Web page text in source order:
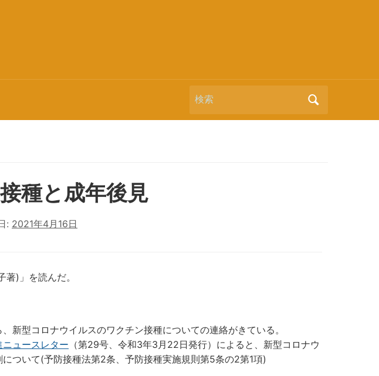
Search
for:
種と成年後見
: 2021年4月16日
著)」を読んだ。
新型コロナウイルスのワクチン接種についての連絡がきている。
ュースレター （第29号、令和3年3月22日発行）によると、新型コロナウ
ついて(予防接種法第2条、予防接種実施規則第5条の2第1項)